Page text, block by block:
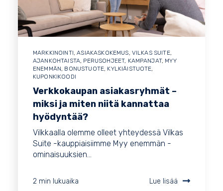
MARKKINOINTI ,ASIAKASKOKEMUS VILKAS SUITE,
AJANKOHTAISTA PERUSOHJEET, KAMPANJAT, MYY
ENEMMÄN BONUSTUOTE KYLKIÄISTUOTE
KUPONKIKOODI
Verkkokaupan asiakasryhmät –
miksi ja miten niitä kannattaa
hyödyntää?
Vilkkaalla olemme olleet yhteydessä Vilkas
Suite -kauppiaisiimme Myy enemmän -
ominaisuuksien...
2 min lukuaika Lue lisää